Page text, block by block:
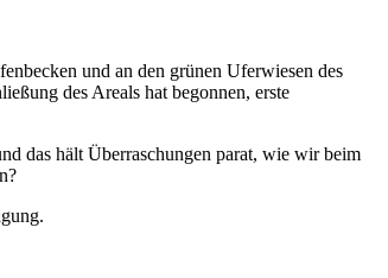
und an den grünen Uferwiesen des
des Areals hat begonnen, erste
das hält Überraschungen parat, wie wir beim